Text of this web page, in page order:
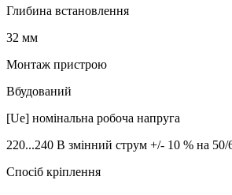
Глибина встановлення
32 мм
Монтаж пристрою
Вбудований
[Ue] номінальна робоча напруга
220...240 В змінний струм +/- 10 % на 50/
Спосіб кріплення